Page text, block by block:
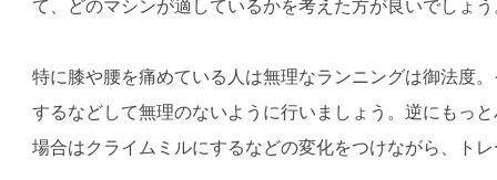
て、どのマシンが適しているかを考えた方が良いでしょ
特に膝や腰を痛めている人は無理なランニングは御法度
するなどして無理のないように行いましょう。逆にもっ
場合はクライムミルにするなどの変化をつけながら、ト